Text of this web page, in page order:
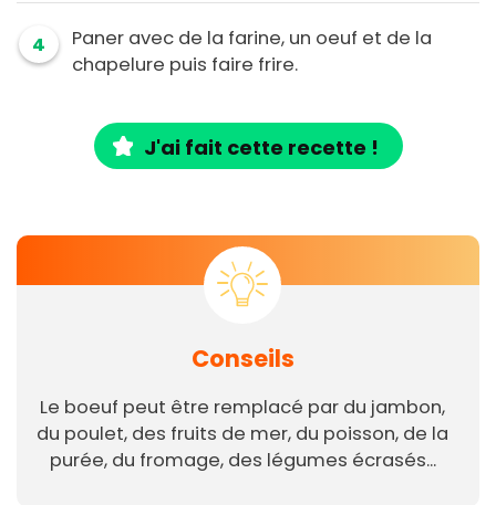
4
Paner avec de la farine, un oeuf et de la
chapelure puis faire frire.
J'ai fait cette recette !
Conseils
Le boeuf peut être remplacé par du jambon,
du poulet, des fruits de mer, du poisson, de la
purée, du fromage, des légumes écrasés...